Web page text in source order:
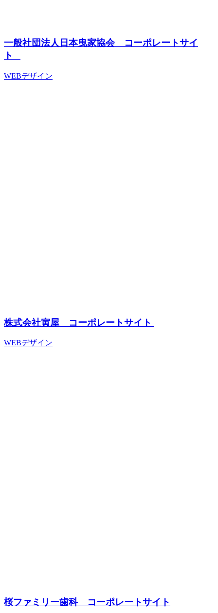
一般社団法人日本曳家協会 コーポレートサイ
ト
WEBデザイン
株式会社寅屋 コーポレートサイト
WEBデザイン
桜ファミリー歯科 コーポレートサイト